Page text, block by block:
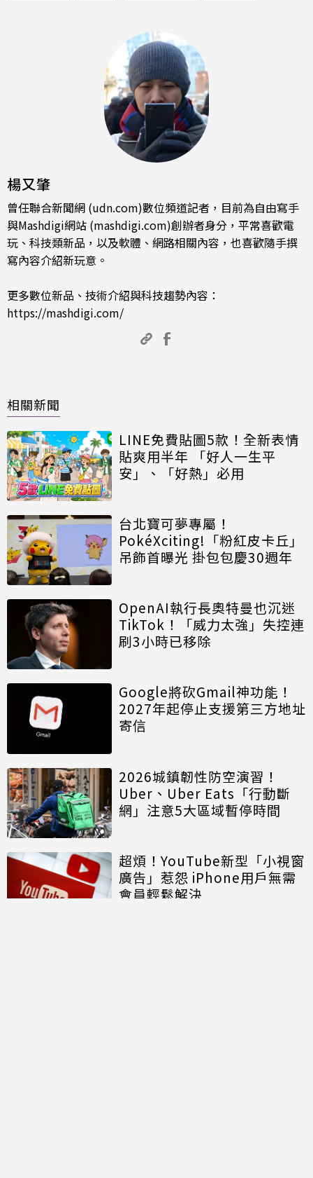
楊又肇
曾任聯合新聞網 (udn.com)數位頻道記者，目前為自由寫手
與Mashdigi網站 (mashdigi.com)創辦者身分，平常喜歡電
玩、科技類新品，以及軟體、網路相關內容，也喜歡隨手撰
寫內容介紹新玩意。
更多數位新品、技術介紹與科技趨勢內容：
https://mashdigi.com/
相關新聞
LINE免費貼圖5款！全新表情
貼爽用半年 「好人一生平
安」、「好熱」必用
台北寶可夢專屬！
PokéXciting!「粉紅皮卡丘」
吊飾首曝光 掛包包慶30週年
OpenAI執行長奧特曼也沉迷
TikTok！「威力太強」失控連
刷3小時已移除
Google將砍Gmail神功能！
2027年起停止支援第三方地址
寄信
2026城鎮韌性防空演習！
Uber、Uber Eats「行動斷
網」注意5大區域暫停時間
超煩！YouTube新型「小視窗
廣告」惹怨 iPhone用戶無需
會員輕鬆解決